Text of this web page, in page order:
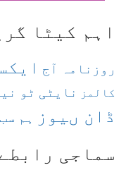
اہم کیٹا
روزنامہ آج
کالمز نایٹی ٹو
ڈان ںیوز ہم سب
سماجی رابطے